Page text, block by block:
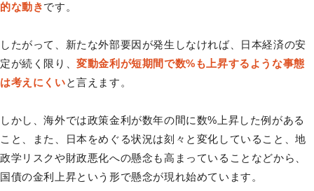
的な動きです。
したがって、新たな外部要因が発生しなければ、日本経済の安
定が続く限り、変動金利が短期間で数%も上昇するような事態
は考えにくいと言えます。
しかし、海外では政策金利が数年の間に数%上昇した例がある
こと、また、日本をめぐる状況は刻々と変化していること、地
政学リスクや財政悪化への懸念も高まっていることなどから、
国債の金利上昇という形で懸念が現れ始めています。